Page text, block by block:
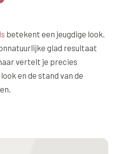
boeken
betekent een jeugdige look.
glad resultaat
vertelt je precies
en de stand van de